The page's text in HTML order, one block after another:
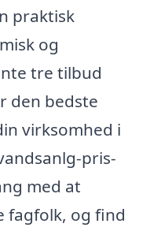
praktisk
og
tre tilbud
den bedste
virksomhed i
pris-
med at
fagfolk, og find